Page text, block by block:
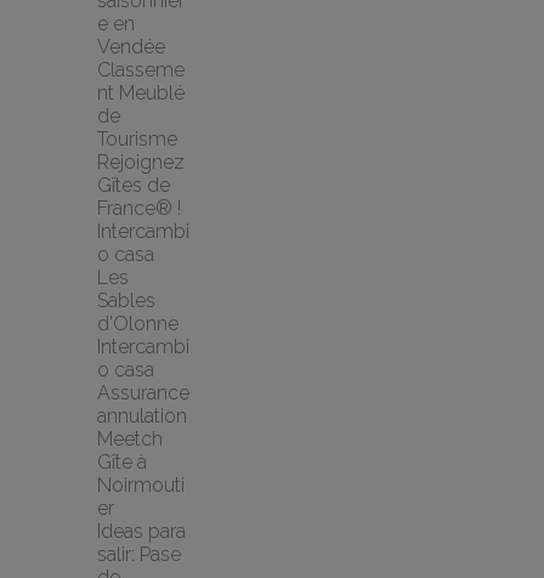
e en
Vendée
Classeme
nt Meublé
de
Tourisme
Rejoignez
Gîtes de
France® !
Intercambi
o casa
Les
Sables
d'Olonne
Intercambi
o casa
Assurance
annulation
Meetch
Gîte à
Noirmouti
er
Ideas para
salir: Pase